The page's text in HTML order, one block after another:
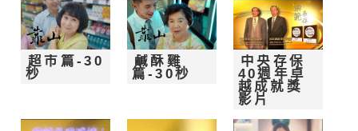
超市篇-30
秒
鹹酥雞
篇-30秒
中央存保
40週年卓
越成就獎
影片